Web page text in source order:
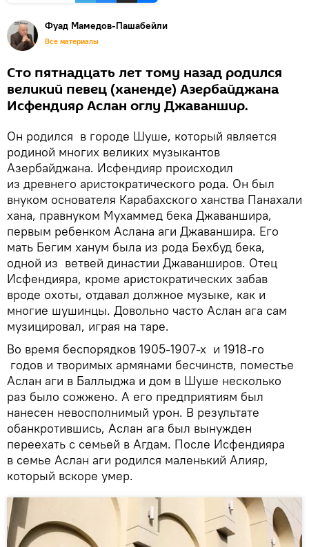
Фуад Мамедов-Пашабейли
Все материалы
Сто пятнадцать лет тому назад родился
великий певец (ханенде) Азербайджана
Исфендияр Аслан оглу Джаваншир.
Он родился в городе Шуше, который является
родиной многих великих музыкантов
Азербайджана. Исфендияр происходил
из древнего аристократического рода. Он был
внуком основателя Карабахского ханства Панахали
хана, правнуком Мухаммед бека Джаваншира,
первым ребенком Аслана аги Джаваншира. Его
мать Бегим ханум была из рода Бехбуд бека,
одной из ветвей династии Джаванширов. Отец
Исфендияра, кроме аристократических забав
вроде охоты, отдавал должное музыке, как и
многие шушинцы. Довольно часто Аслан ага сам
музицировал, играя на таре.
Во время беспорядков 1905-1907-х и 1918-го
годов и творимых армянами бесчинств, поместье
Аслан аги в Баллыджа и дом в Шуше несколько
раз было сожжено. А его предприятиям был
нанесен невосполнимый урон. В результате
обанкротившись, Аслан ага был вынужден
переехать с семьей в Агдам. После Исфендияра
в семье Аслан аги родился маленький Алияр,
который вскоре умер.